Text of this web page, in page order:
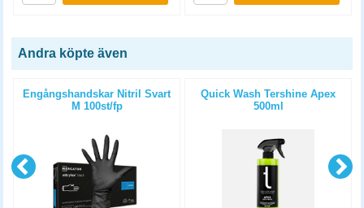
Andra köpte även
Engångshandskar Nitril Svart
M 100st/fp
Quick Wash Tershine Apex
500ml